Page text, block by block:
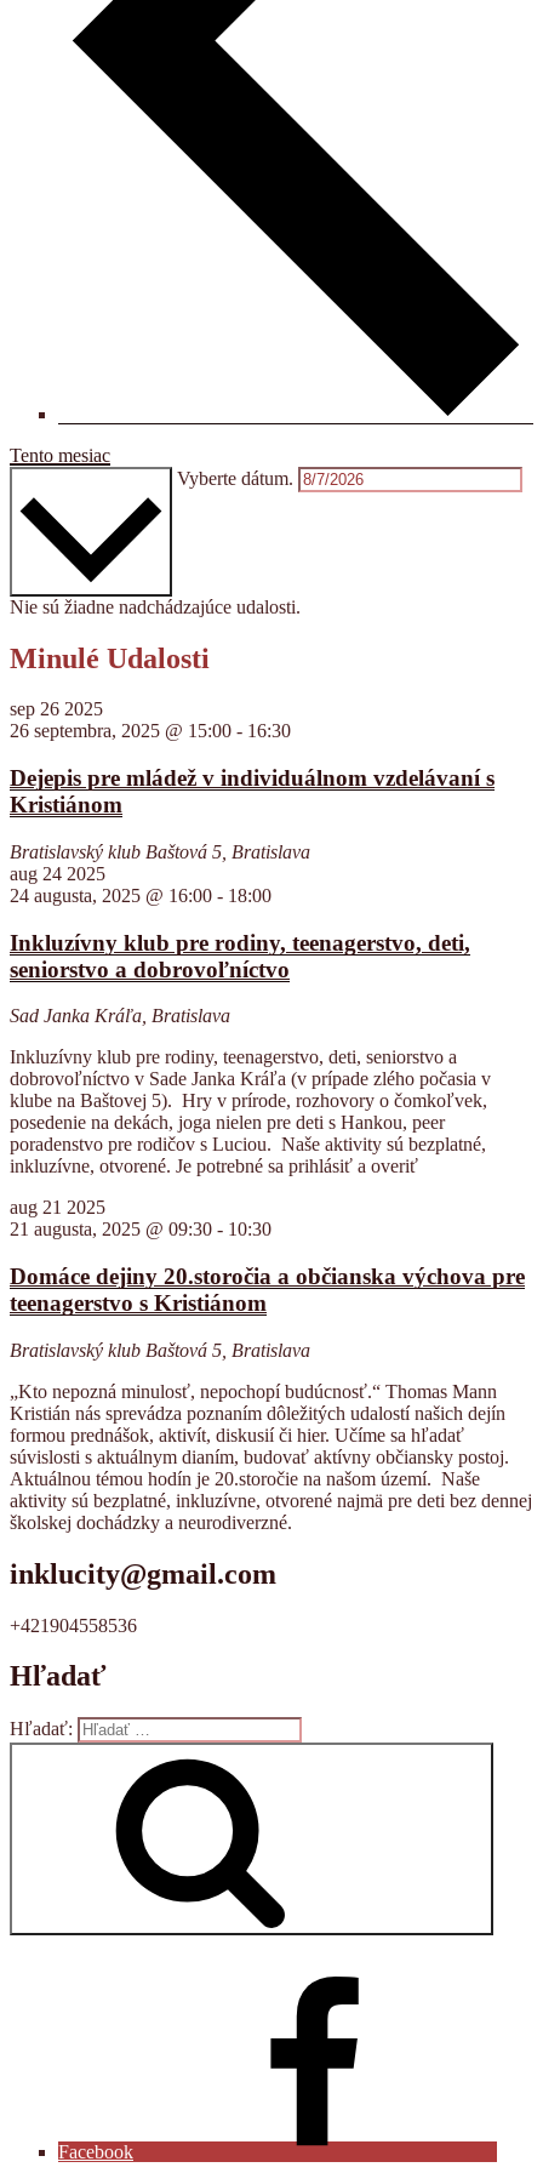
Tento mesiac
Vyberte dátum.
Nie sú žiadne nadchádzajúce udalosti.
Minulé Udalosti
sep 26 2025
26 septembra, 2025 @ 15:00 - 16:30
Dejepis pre mládež v individuálnom vzdelávaní s
Kristiánom
Bratislavský klub Baštová 5, Bratislava
aug 24 2025
24 augusta, 2025 @ 16:00 - 18:00
Inkluzívny klub pre rodiny, teenagerstvo, deti,
seniorstvo a dobrovoľníctvo
Sad Janka Kráľa, Bratislava
Inkluzívny klub pre rodiny, teenagerstvo, deti, seniorstvo a
dobrovoľníctvo v Sade Janka Kráľa (v prípade zlého počasia v
klube na Baštovej 5). Hry v prírode, rozhovory o čomkoľvek,
posedenie na dekách, joga nielen pre deti s Hankou, peer
poradenstvo pre rodičov s Luciou. Naše aktivity sú bezplatné,
inkluzívne, otvorené. Je potrebné sa prihlásiť a overiť
aug 21 2025
21 augusta, 2025 @ 09:30 - 10:30
Domáce dejiny 20.storočia a občianska výchova pre
teenagerstvo s Kristiánom
Bratislavský klub Baštová 5, Bratislava
„Kto nepozná minulosť, nepochopí budúcnosť.“ Thomas Mann
Kristián nás sprevádza poznaním dôležitých udalostí našich dejín
formou prednášok, aktivít, diskusií či hier. Učíme sa hľadať
súvislosti s aktuálnym dianím, budovať aktívny občiansky postoj.
Aktuálnou témou hodín je 20.storočie na našom území. Naše
aktivity sú bezplatné, inkluzívne, otvorené najmä pre deti bez dennej
školskej dochádzky a neurodiverzné.
inklucity@gmail.com
+421904558536
Hľadať
Hľadať:
Facebook